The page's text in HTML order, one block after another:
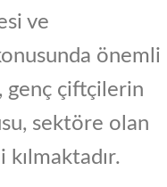
ve
önemli
genç çiftçilerin
sektöre olan
kılmaktadır.